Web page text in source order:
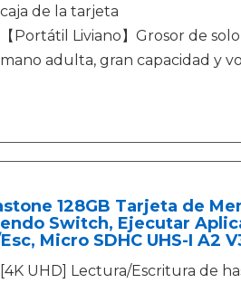
caja de la tarjeta
【Portátil Liviano】Grosor de
mano adulta, gran capacidad y
128GB Tarjeta de
Switch, Ejecutar
Micro SDHC UHS-I A2
[4K UHD] Lectura/Escritura de